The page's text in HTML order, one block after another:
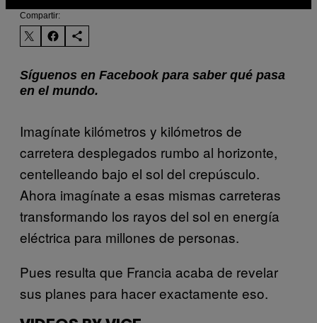
Compartir:
Síguenos en Facebook para saber qué pasa
en el mundo.
Imagínate kilómetros y kilómetros de
carretera desplegados rumbo al horizonte,
centelleando bajo el sol del crepúsculo.
Ahora imagínate a esas mismas carreteras
transformando los rayos del sol en energía
eléctrica para millones de personas.
Pues resulta que Francia acaba de revelar
sus planes para hacer exactamente eso.